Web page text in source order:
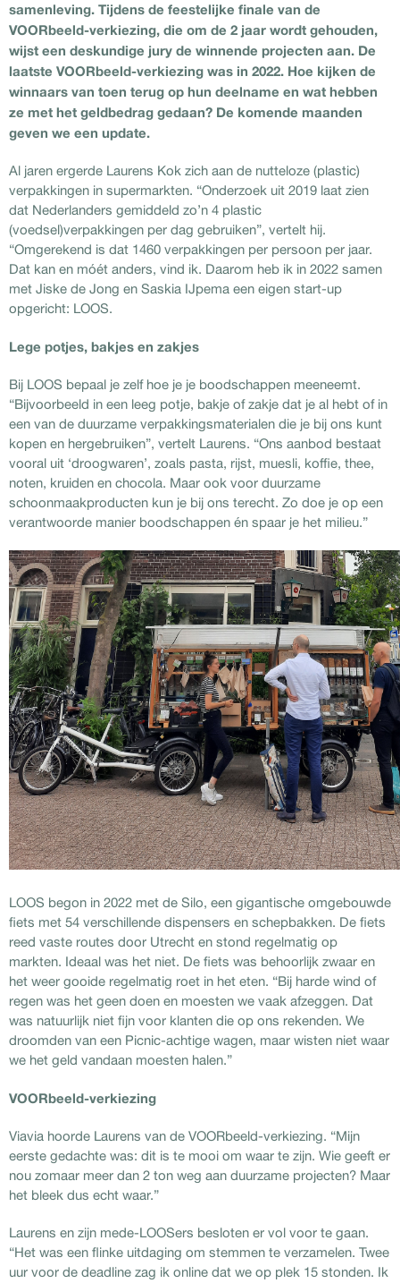
samenleving. Tijdens de feestelijke finale van de
VOORbeeld-verkiezing, die om de 2 jaar wordt gehouden,
wijst een deskundige jury de winnende projecten aan. De
laatste VOORbeeld-verkiezing was in 2022. Hoe kijken de
winnaars van toen terug op hun deelname en wat hebben
ze met het geldbedrag gedaan? De komende maanden
geven we een update.
Al jaren ergerde Laurens Kok zich aan de nutteloze (plastic)
verpakkingen in supermarkten. “Onderzoek uit 2019 laat zien
dat Nederlanders gemiddeld zo’n 4 plastic
(voedsel)verpakkingen per dag gebruiken”, vertelt hij.
“Omgerekend is dat 1460 verpakkingen per persoon per jaar.
Dat kan en móét anders, vind ik. Daarom heb ik in 2022 samen
met Jiske de Jong en Saskia IJpema een eigen start-up
opgericht: LOOS.
Lege potjes, bakjes en zakjes
Bij LOOS bepaal je zelf hoe je je boodschappen meeneemt.
“Bijvoorbeeld in een leeg potje, bakje of zakje dat je al hebt of in
een van de duurzame verpakkingsmaterialen die je bij ons kunt
kopen en hergebruiken”, vertelt Laurens. “Ons aanbod bestaat
vooral uit ‘droogwaren’, zoals pasta, rijst, muesli, koffie, thee,
noten, kruiden en chocola. Maar ook voor duurzame
schoonmaakproducten kun je bij ons terecht. Zo doe je op een
verantwoorde manier boodschappen én spaar je het milieu.”
LOOS begon in 2022 met de Silo, een gigantische omgebouwde
fiets met 54 verschillende dispensers en schepbakken. De fiets
reed vaste routes door Utrecht en stond regelmatig op
markten. Ideaal was het niet. De fiets was behoorlijk zwaar en
het weer gooide regelmatig roet in het eten. “Bij harde wind of
regen was het geen doen en moesten we vaak afzeggen. Dat
was natuurlijk niet fijn voor klanten die op ons rekenden. We
droomden van een Picnic-achtige wagen, maar wisten niet waar
we het geld vandaan moesten halen.”
VOORbeeld-verkiezing
Viavia hoorde Laurens van de VOORbeeld-verkiezing. “Mijn
eerste gedachte was: dit is te mooi om waar te zijn. Wie geeft er
nou zomaar meer dan 2 ton weg aan duurzame projecten? Maar
het bleek dus echt waar.”
Laurens en zijn mede-LOOSers besloten er vol voor te gaan.
“Het was een flinke uitdaging om stemmen te verzamelen. Twee
uur voor de deadline zag ik online dat we op plek 15 stonden. Ik